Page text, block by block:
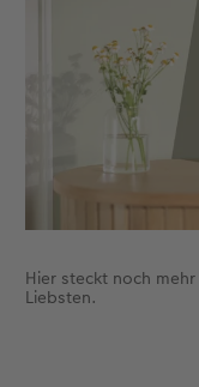
Hier steckt noch
Liebsten.